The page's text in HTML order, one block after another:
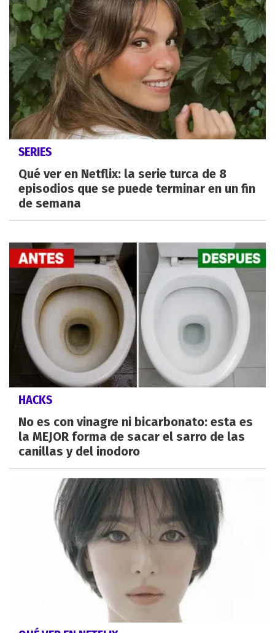
SERIES
Qué ver en Netflix: la serie turca de 8
episodios que se puede terminar en un fin
de semana
HACKS
No es con vinagre ni bicarbonato: esta es
la MEJOR forma de sacar el sarro de las
canillas y del inodoro